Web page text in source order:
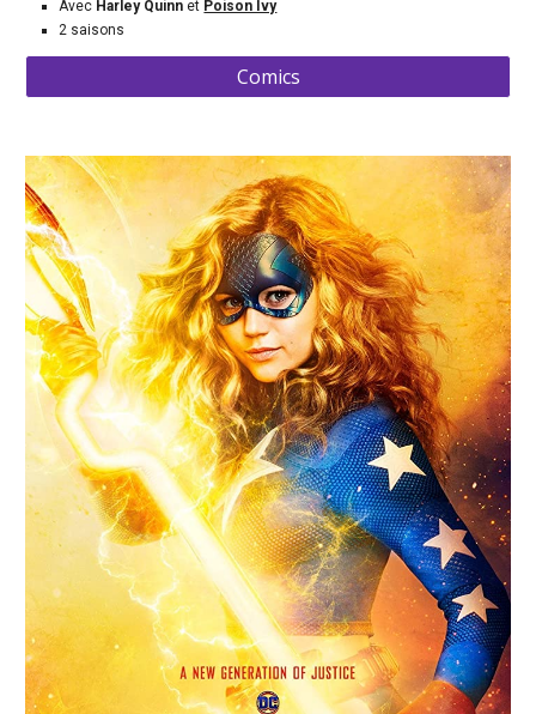
Avec Harley Quinn et Poison Ivy
2 saisons
Comics